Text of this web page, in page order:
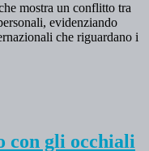
mostra un conflitto tra
evidenziando
che riguardano i
con gli occhiali